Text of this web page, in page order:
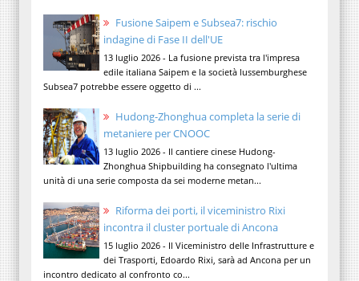
Fusione Saipem e Subsea7: rischio
indagine di Fase II dell'UE
13 luglio 2026 - La fusione prevista tra l'impresa
edile italiana Saipem e la società lussemburghese
Subsea7 potrebbe essere oggetto di ...
Hudong-Zhonghua completa la serie di
metaniere per CNOOC
13 luglio 2026 - Il cantiere cinese Hudong-
Zhonghua Shipbuilding ha consegnato l'ultima
unità di una serie composta da sei moderne metan...
Riforma dei porti, il viceministro Rixi
incontra il cluster portuale di Ancona
15 luglio 2026 - Il Viceministro delle Infrastrutture e
dei Trasporti, Edoardo Rixi, sarà ad Ancona per un
incontro dedicato al confronto co...